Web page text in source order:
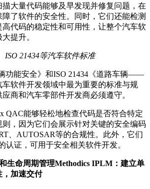
大量代码能够及早发现并修复问题，在
了软件的安全性。同时，它们还能检测
代码的稳定性和可用性，让整个汽车软
提升。
ISO 21434等汽车软件标准
功能安全》和ISO 21434《道路车辆——
车软件开发领域中最为重要的标准与规
商和汽车零部件开发商必须遵守。
QAC能够轻松地检查代码是否符合特定
，因为它们会展示针对关键的安全编码
、AUTOSAR等的合规性。此外，它们
认证，可用于安全相关软件开发。
生命周期管理Methodics IPLM：建立单
，加速交付